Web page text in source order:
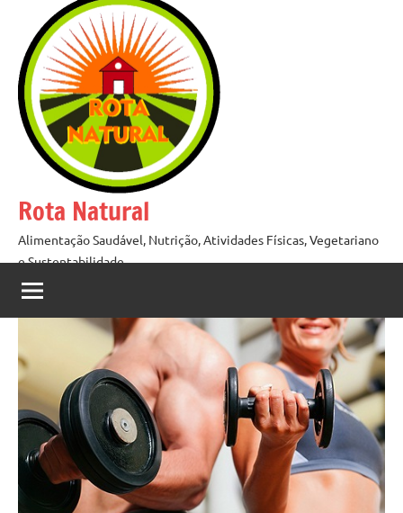
conteúdo
Rota Natural
Alimentação Saudável, Nutrição, Atividades Físicas, Vegetariano
e Sustentabilidade